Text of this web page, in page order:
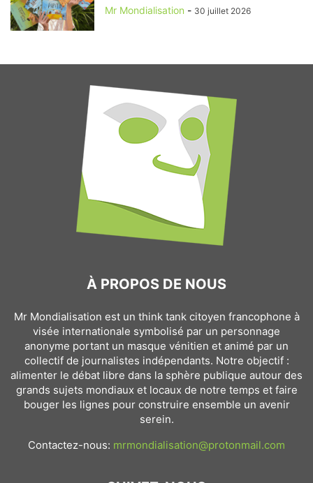
Mr Mondialisation - 30 juillet 2026
À PROPOS DE NOUS
Mr Mondialisation est un think tank citoyen francophone à
visée internationale symbolisé par un personnage
anonyme portant un masque vénitien et animé par un
collectif de journalistes indépendants. Notre objectif :
alimenter le débat libre dans la sphère publique autour des
grands sujets mondiaux et locaux de notre temps et faire
bouger les lignes pour construire ensemble un avenir
serein.
Contactez-nous: mrmondialisation@protonmail.com